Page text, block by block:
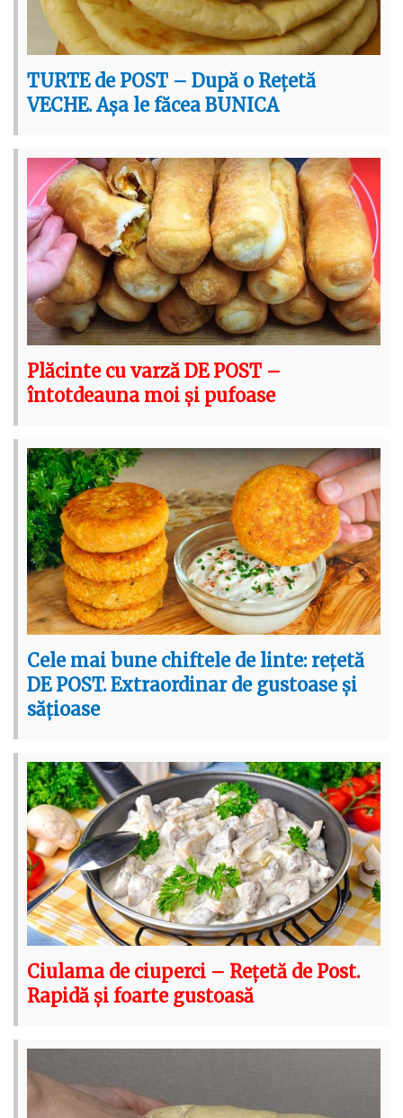
TURTE de POST – După o Rețetă
VECHE. Așa le făcea BUNICA
Plăcinte cu varză DE POST –
întotdeauna moi și pufoase
Cele mai bune chiftele de linte: rețetă
DE POST. Extraordinar de gustoase și
sățioase
Ciulama de ciuperci – Rețetă de Post.
Rapidă și foarte gustoasă